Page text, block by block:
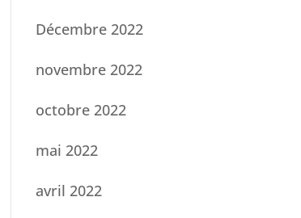
Décembre 2022
novembre 2022
octobre 2022
mai 2022
avril 2022